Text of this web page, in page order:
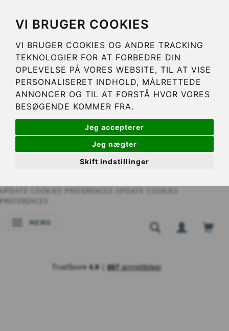
VI BRUGER COOKIES
VI BRUGER COOKIES OG ANDRE TRACKING
TEKNOLOGIER FOR AT FORBEDRE DIN
OPLEVELSE PÅ VORES WEBSITE, TIL AT VISE
PERSONALISERET INDHOLD, MÅLRETTEDE
ANNONCER OG TIL AT FORSTÅ HVOR VORES
BESØGENDE KOMMER FRA.
Jeg accepterer
Jeg nægter
Skift indstillinger
UPDATE COOKIES PREFERENCES
UPDATE COOKIES
PREFERENCES
SKIFTE NAVIGATION
MENU